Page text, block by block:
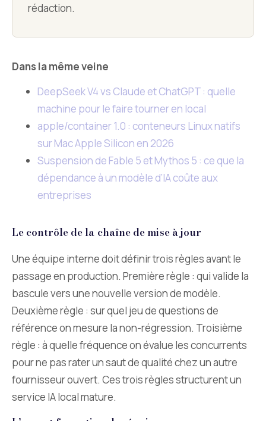
rédaction.
Dans la même veine
DeepSeek V4 vs Claude et ChatGPT : quelle
machine pour le faire tourner en local
apple/container 1.0 : conteneurs Linux natifs
sur Mac Apple Silicon en 2026
Suspension de Fable 5 et Mythos 5 : ce que la
dépendance à un modèle d’IA coûte aux
entreprises
Le contrôle de la chaîne de mise à jour
Une équipe interne doit définir trois règles avant le
passage en production. Première règle : qui valide la
bascule vers une nouvelle version de modèle.
Deuxième règle : sur quel jeu de questions de
référence on mesure la non-régression. Troisième
règle : à quelle fréquence on évalue les concurrents
pour ne pas rater un saut de qualité chez un autre
fournisseur ouvert. Ces trois règles structurent un
service IA local mature.